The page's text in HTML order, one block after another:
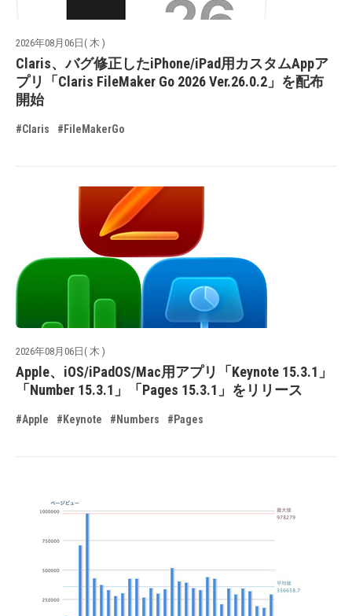
2026年08月06日( 木 )
Claris、バグ修正したiPhone/iPad用カスタムAppア
プリ「Claris FileMaker Go 2026 Ver.26.0.2」を配布
開始
#Claris #FileMakerGo
2026年08月06日( 木 )
Apple、iOS/iPadOS/Mac用アプリ「Keynote 15.3.1」
「Number 15.3.1」「Pages 15.3.1」をリリース
#Apple #Keynote #Numbers #Pages